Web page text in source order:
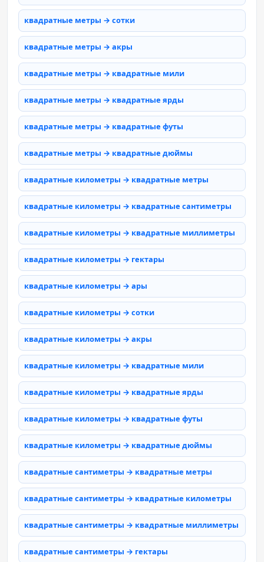
квадратные метры → сотки
квадратные метры → акры
квадратные метры → квадратные мили
квадратные метры → квадратные ярды
квадратные метры → квадратные футы
квадратные метры → квадратные дюймы
квадратные километры → квадратные метры
квадратные километры → квадратные сантиметры
квадратные километры → квадратные миллиметры
квадратные километры → гектары
квадратные километры → ары
квадратные километры → сотки
квадратные километры → акры
квадратные километры → квадратные мили
квадратные километры → квадратные ярды
квадратные километры → квадратные футы
квадратные километры → квадратные дюймы
квадратные сантиметры → квадратные метры
квадратные сантиметры → квадратные километры
квадратные сантиметры → квадратные миллиметры
квадратные сантиметры → гектары